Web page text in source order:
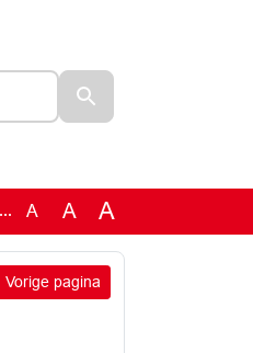
A A A
Vorige pagina